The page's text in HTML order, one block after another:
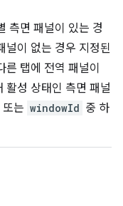
측면 패널이 있는 경
널이 없는 경우 지정된
탭에 전역 패널이
활성 상태인 측면 패널
는 windowId 중 하